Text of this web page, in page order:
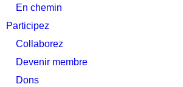
En chemin
Participez
Collaborez
Devenir membre
Dons